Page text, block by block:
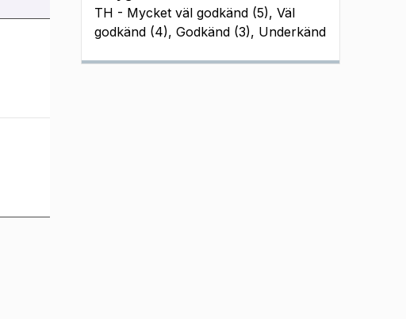
TH - Mycket väl godkänd (5), Väl
godkänd (4), Godkänd (3), Underkänd